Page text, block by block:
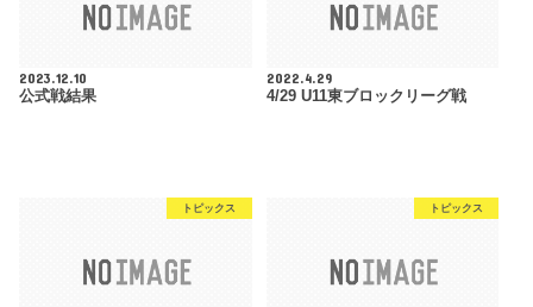
2023.12.10
公式戦結果
2022.4.29
4/29 U11東ブロックリーグ戦
トピックス トピックス